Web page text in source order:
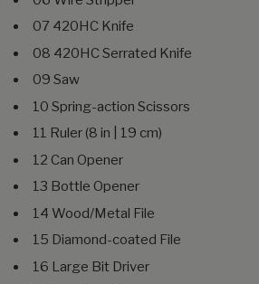
07 420HC Knife
08 420HC Serrated Knife
09 Saw
10 Spring-action Scissors
11 Ruler (8 in | 19 cm)
12 Can Opener
13 Bottle Opener
14 Wood/Metal File
15 Diamond-coated File
16 Large Bit Driver